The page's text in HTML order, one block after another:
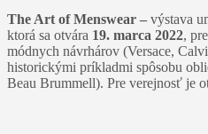
The Art of Menswear – výstava
ktorá sa otvára 19. marca 2022,
módnych návrhárov (Versace,
historickými príkladmi spôsobu
Beau Brummell). Pre verejnosť je